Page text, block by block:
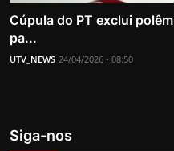
Cúpula do PT exclui
pa...
UTV_NEWS 24/04/2026 - 08:50
Siga-nos